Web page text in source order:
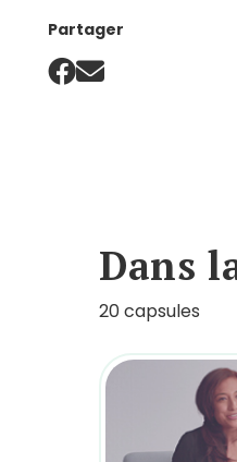
Partager
Dans
20 capsules